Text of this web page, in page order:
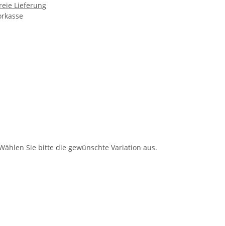
Lieferung
Sie bitte die gewünschte Variation aus.